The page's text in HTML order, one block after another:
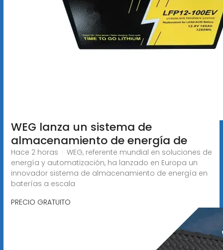
WEG lanza un sistema de
almacenamiento de energía de
Hace 2 horas · WEG, referente mundial en soluciones de
energía y automatización, ha lanzado en Europa un
innovador sistema de almacenamiento de energía en
baterías a escala
PRECIO GRATUITO